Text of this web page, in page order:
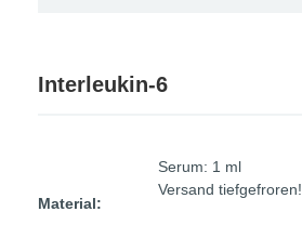
Interleukin-6
Material:
Serum: 1 ml
Versand tiefgefroren!